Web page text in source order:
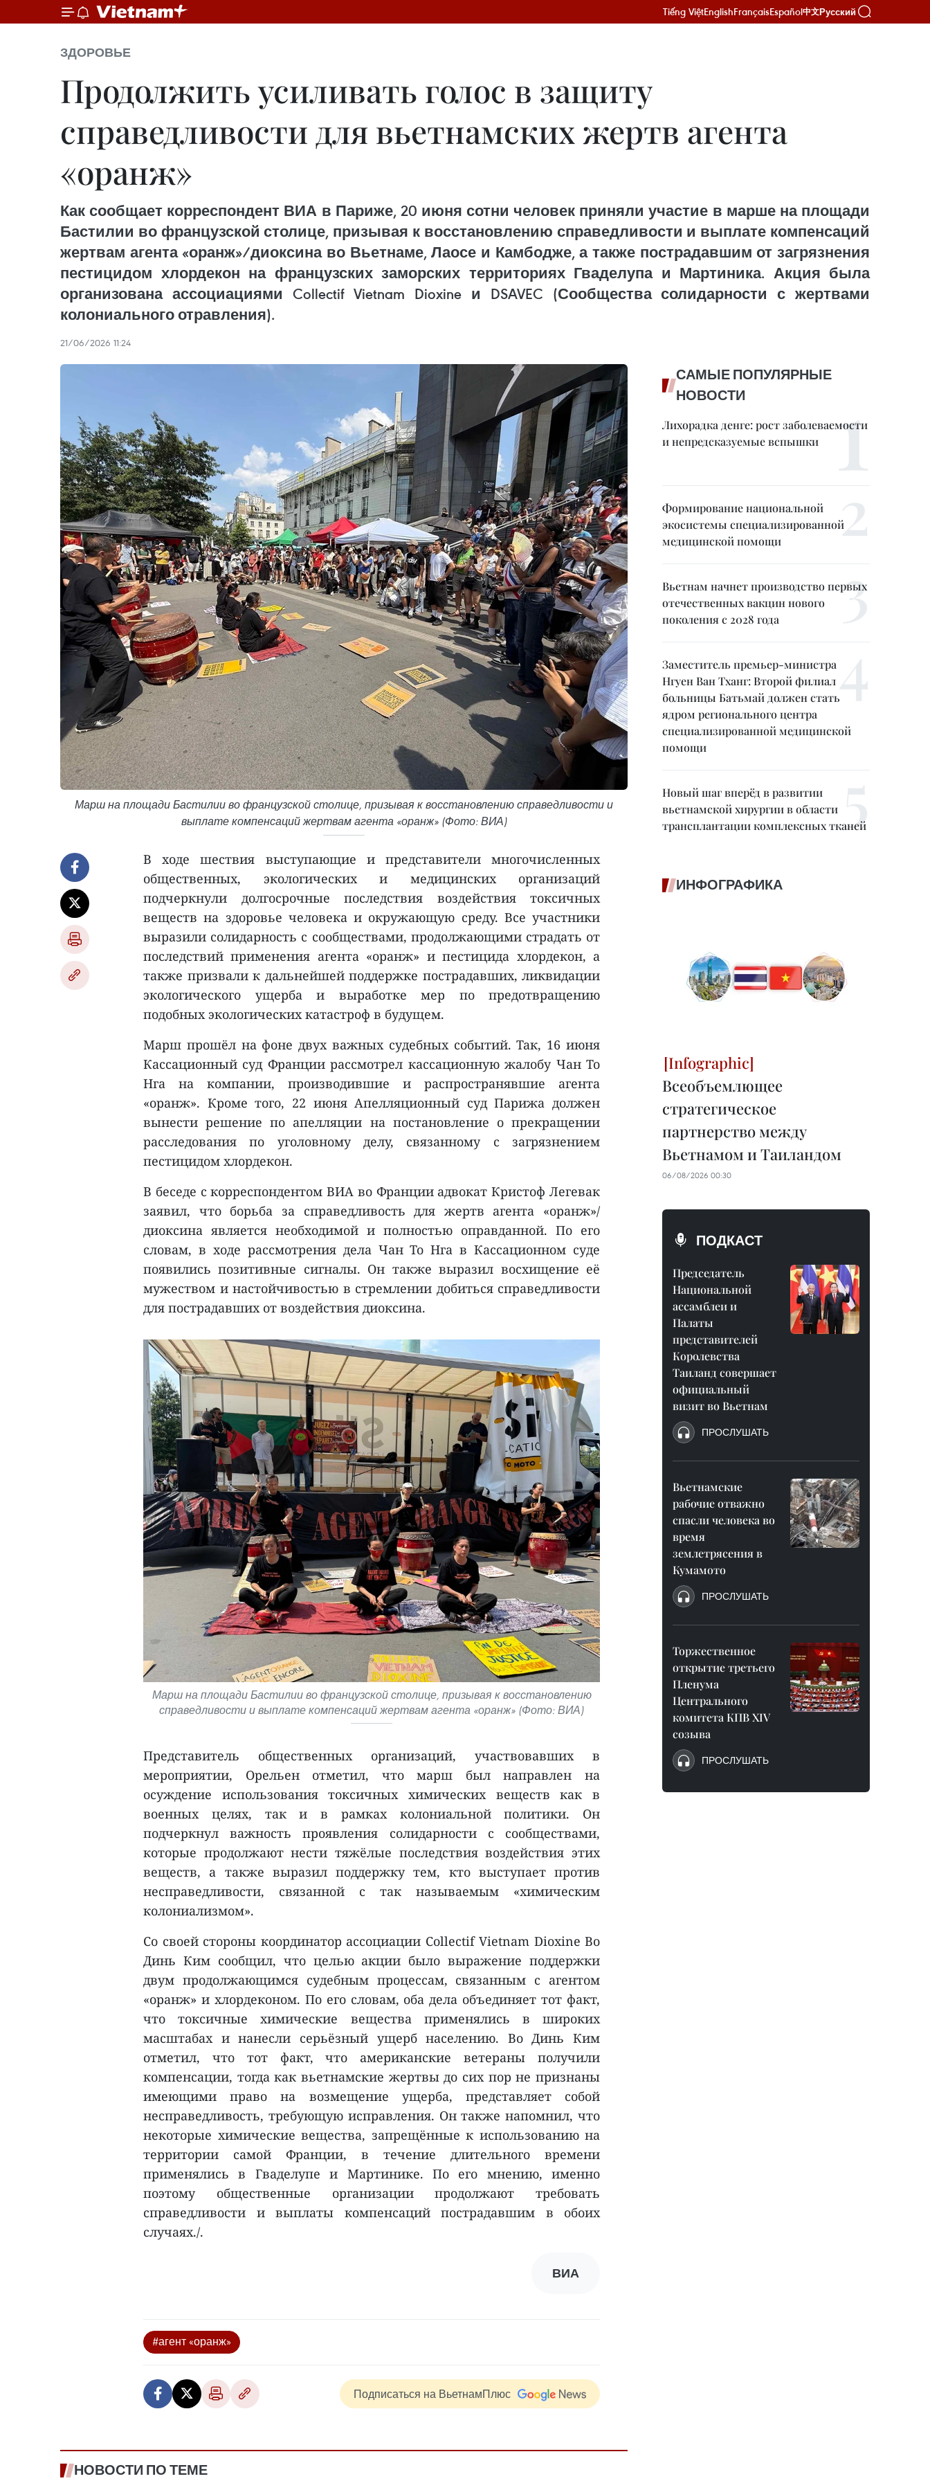
Tiếng ViệtEnglishFrançaisEspañol中文Русский
ЗДОРОВЬЕ
Продолжить усиливать голос в защиту
справедливости для вьетнамских жертв агента
«оранж»
Как сообщает корреспондент ВИА в Париже, 20 июня сотни человек приняли участие в марше на площади
Бастилии во французской столице, призывая к восстановлению справедливости и выплате компенсаций
жертвам агента «оранж»/диоксина во Вьетнаме, Лаосе и Камбодже, а также пострадавшим от загрязнения
пестицидом хлордекон на французских заморских территориях Гваделупа и Мартиника. Акция была
организована ассоциациями Collectif Vietnam Dioxine и DSAVEC (Сообщества солидарности с жертвами
колониального отравления).
21/06/2026 11:24
Марш на площади Бастилии во французской столице, призывая к восстановлению справедливости и
выплате компенсаций жертвам агента «оранж» (Фото: ВИА)
В ходе шествия выступающие и представители многочисленных
общественных, экологических и медицинских организаций
подчеркнули долгосрочные последствия воздействия токсичных
веществ на здоровье человека и окружающую среду. Все участники
выразили солидарность с сообществами, продолжающими страдать от
последствий применения агента «оранж» и пестицида хлордекон, а
также призвали к дальнейшей поддержке пострадавших, ликвидации
экологического ущерба и выработке мер по предотвращению
подобных экологических катастроф в будущем.
Марш прошёл на фоне двух важных судебных событий. Так, 16 июня
Кассационный суд Франции рассмотрел кассационную жалобу Чан То
Нга на компании, производившие и распространявшие агента
«оранж». Кроме того, 22 июня Апелляционный суд Парижа должен
вынести решение по апелляции на постановление о прекращении
расследования по уголовному делу, связанному с загрязнением
пестицидом хлордекон.
В беседе с корреспондентом ВИА во Франции адвокат Кристоф Легевак
заявил, что борьба за справедливость для жертв агента «оранж»/
диоксина является необходимой и полностью оправданной. По его
словам, в ходе рассмотрения дела Чан То Нга в Кассационном суде
появились позитивные сигналы. Он также выразил восхищение её
мужеством и настойчивостью в стремлении добиться справедливости
для пострадавших от воздействия диоксина.
Марш на площади Бастилии во французской столице, призывая к восстановлению
справедливости и выплате компенсаций жертвам агента «оранж» (Фото: ВИА)
Представитель общественных организаций, участвовавших в
мероприятии, Орельен отметил, что марш был направлен на
осуждение использования токсичных химических веществ как в
военных целях, так и в рамках колониальной политики. Он
подчеркнул важность проявления солидарности с сообществами,
которые продолжают нести тяжёлые последствия воздействия этих
веществ, а также выразил поддержку тем, кто выступает против
несправедливости, связанной с так называемым «химическим
колониализмом».
Со своей стороны координатор ассоциации Collectif Vietnam Dioxine Во
Динь Ким сообщил, что целью акции было выражение поддержки
двум продолжающимся судебным процессам, связанным с агентом
«оранж» и хлордеконом. По его словам, оба дела объединяет тот факт,
что токсичные химические вещества применялись в широких
масштабах и нанесли серьёзный ущерб населению. Во Динь Ким
отметил, что тот факт, что американские ветераны получили
компенсации, тогда как вьетнамские жертвы до сих пор не признаны
имеющими право на возмещение ущерба, представляет собой
несправедливость, требующую исправления. Он также напомнил, что
некоторые химические вещества, запрещённые к использованию на
территории самой Франции, в течение длительного времени
применялись в Гваделупе и Мартинике. По его мнению, именно
поэтому общественные организации продолжают требовать
справедливости и выплаты компенсаций пострадавшим в обоих
случаях./.
ВИА
#агент «оранж»
Подписаться на ВьетнамПлюс
НОВОСТИ ПО ТЕМЕ
САМЫЕ ПОПУЛЯРНЫЕ
НОВОСТИ
Лихорадка денге: рост заболеваемости
и непредсказуемые вспышки
Формирование национальной
экосистемы специализированной
медицинской помощи
Вьетнам начнет производство первых
отечественных вакцин нового
поколения с 2028 года
Заместитель премьер-министра
Нгуен Ван Тханг: Второй филиал
больницы Батьмай должен стать
ядром регионального центра
специализированной медицинской
помощи
Новый шаг вперёд в развитии
вьетнамской хирургии в области
трансплантации комплексных тканей
ИНФОГРАФИКА
Всеобъемлющее
стратегическое
партнерство между
Вьетнамом и Таиландом
06/08/2026 00:30
ПОДКАСТ
Председатель
Национальной
ассамблеи и
Палаты
представителей
Королевства
Таиланд совершает
официальный
визит во Вьетнам
ПРОСЛУШАТЬ
Вьетнамские
рабочие отважно
спасли человека во
время
землетрясения в
Кумамото
ПРОСЛУШАТЬ
Торжественное
открытие третьего
Пленума
Центрального
комитета КПВ XIV
созыва
ПРОСЛУШАТЬ